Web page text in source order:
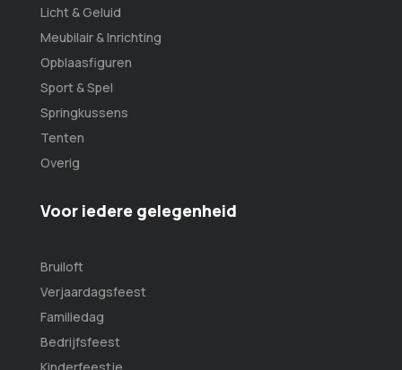
Licht & Geluid
Meubilair & Inrichting
Opblaasfiguren
Sport & Spel
Springkussens
Tenten
Overig
Voor iedere gelegenheid
Bruiloft
Verjaardagsfeest
Familiedag
Bedrijfsfeest